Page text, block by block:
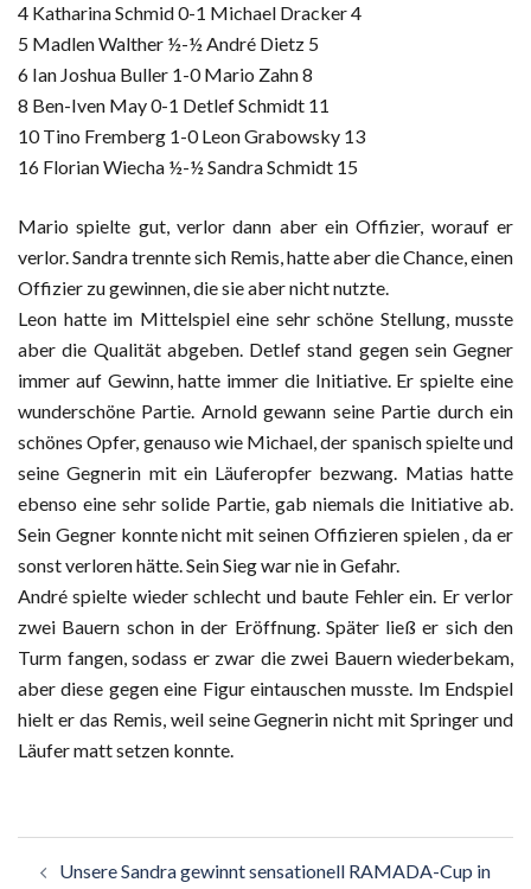
4 Katharina Schmid 0-1 Michael Dracker 4
5 Madlen Walther ½-½ André Dietz 5
6 Ian Joshua Buller 1-0 Mario Zahn 8
8 Ben-Iven May 0-1 Detlef Schmidt 11
10 Tino Fremberg 1-0 Leon Grabowsky 13
16 Florian Wiecha ½-½ Sandra Schmidt 15
Mario spielte gut, verlor dann aber ein Offizier, worauf er
verlor. Sandra trennte sich Remis, hatte aber die Chance, einen
Offizier zu gewinnen, die sie aber nicht nutzte.
Leon hatte im Mittelspiel eine sehr schöne Stellung, musste
aber die Qualität abgeben. Detlef stand gegen sein Gegner
immer auf Gewinn, hatte immer die Initiative. Er spielte eine
wunderschöne Partie. Arnold gewann seine Partie durch ein
schönes Opfer, genauso wie Michael, der spanisch spielte und
seine Gegnerin mit ein Läuferopfer bezwang. Matias hatte
ebenso eine sehr solide Partie, gab niemals die Initiative ab.
Sein Gegner konnte nicht mit seinen Offizieren spielen , da er
sonst verloren hätte. Sein Sieg war nie in Gefahr.
André spielte wieder schlecht und baute Fehler ein. Er verlor
zwei Bauern schon in der Eröffnung. Später ließ er sich den
Turm fangen, sodass er zwar die zwei Bauern wiederbekam,
aber diese gegen eine Figur eintauschen musste. Im Endspiel
hielt er das Remis, weil seine Gegnerin nicht mit Springer und
Läufer matt setzen konnte.
Unsere Sandra gewinnt sensationell RAMADA-Cup in